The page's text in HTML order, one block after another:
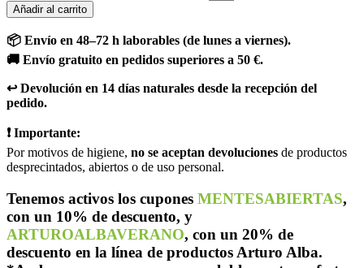
Añadir al carrito
📦 Envío en 48–72 h laborables (de lunes a viernes).
🚚 Envío gratuito en pedidos superiores a 50 €.
↩️ Devolución en 14 días naturales desde la recepción del
pedido.
❗ Importante:
Por motivos de higiene, no se aceptan devoluciones de productos
desprecintados, abiertos o de uso personal.
Tenemos activos los cupones MENTESABIERTAS,
con un 10% de descuento, y
ARTUROALBAVERANO, con un 20% de
descuento en la línea de productos Arturo Alba.